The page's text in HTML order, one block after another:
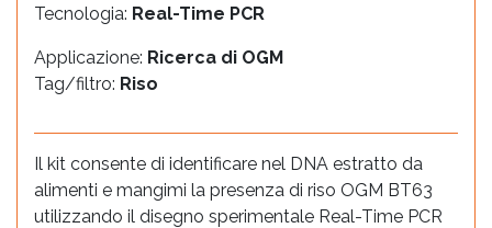
Tecnologia: Real-Time PCR
Applicazione: Ricerca di OGM
Tag/filtro: Riso
Il kit consente di identificare nel DNA estratto da
alimenti e mangimi la presenza di riso OGM BT63
utilizzando il disegno sperimentale Real-Time PCR